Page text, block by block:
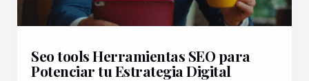
Seo tools Herramientas SEO para
Potenciar tu Estrategia Digital